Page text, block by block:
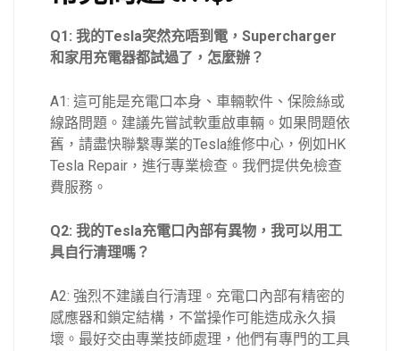
Q1: 我的Tesla突然充唔到電，Supercharger
和家用充電器都試過了，怎麼辦？
A1: 這可能是充電口本身、車輛軟件、保險絲或
線路問題。建議先嘗試軟重啟車輛。如果問題依
舊，請盡快聯繫專業的Tesla維修中心，例如HK
Tesla Repair，進行專業檢查。我們提供免檢查
費服務。
Q2: 我的Tesla充電口內部有異物，我可以用工
具自行清理嗎？
A2: 強烈不建議自行清理。充電口內部有精密的
感應器和鎖定結構，不當操作可能造成永久損
壞。最好交由專業技師處理，他們有專門的工具